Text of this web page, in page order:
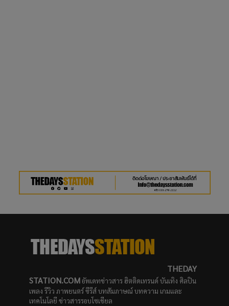
THEDAY
STATION.COMอัพเดทข่าวสาร ฮิตติดเทรนด์ บันเทิง ศิลปิน
เพลง รีวิว ภาพยนตร์ ซีรีส์ บทสัมภาษณ์ บทความ เกมและ
เทคโนโลยี ข่าวสารรอบโซเชียล